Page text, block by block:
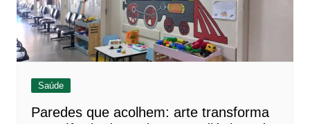
Saúde
Paredes que acolhem: arte transforma